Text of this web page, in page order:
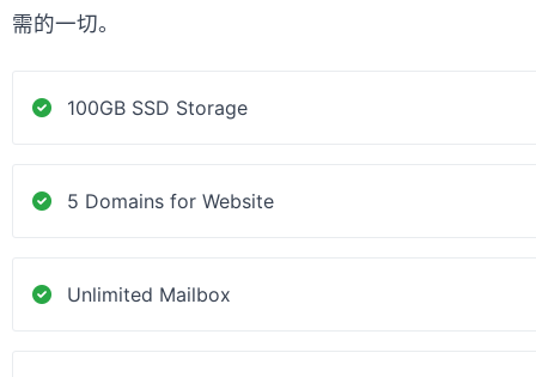
需的一切。
100GB SSD Storage
5 Domains for Website
Unlimited Mailbox